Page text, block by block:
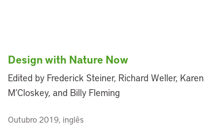
Design with Nature Now
Edited by Frederick Steiner, Richard Weller, Karen
M’Closkey, and Billy Fleming
Outubro 2019, inglês